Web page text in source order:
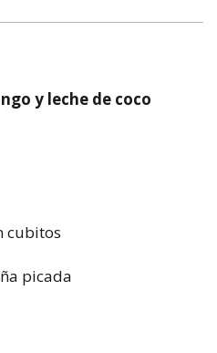
y leche de coco
cubitos
picada